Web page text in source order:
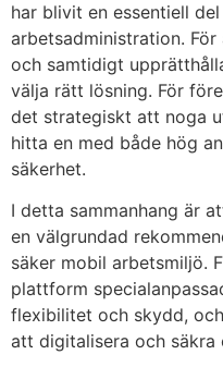
har blivit en essentiell
arbetsadministration.
och samtidigt
välja rätt lösning. För
det strategiskt att noga
hitta en med både hög
säkerhet.
I detta sammanhang är
en välgrundad
säker mobil arbetsmiljö.
plattform
flexibilitet och skydd,
att digitalisera och säkra